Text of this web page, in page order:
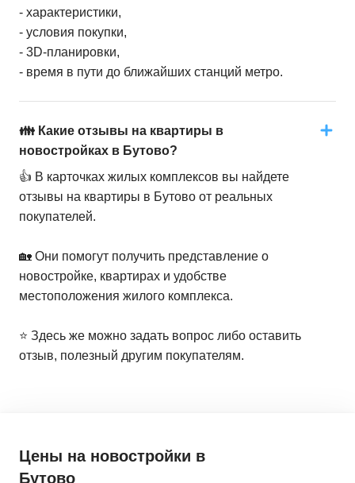
- характеристики,
- условия покупки,
- 3D-планировки,
- время в пути до ближайших станций метро.
👪 Какие отзывы на квартиры в
новостройках в Бутово?
👍 В карточках жилых комплексов вы найдете
отзывы на квартиры в Бутово от реальных
покупателей.
🏡 Они помогут получить представление о
новостройке, квартирах и удобстве
местоположения жилого комплекса.
⭐️ Здесь же можно задать вопрос либо оставить
отзыв, полезный другим покупателям.
Цены на новостройки в
Бутово